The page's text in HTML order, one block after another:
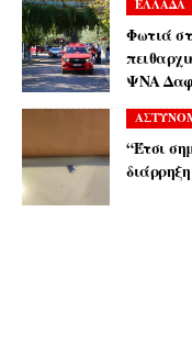
ΕΛΛΑΔΑ
Φωτιά
ΨΝΑ
“Έτσι